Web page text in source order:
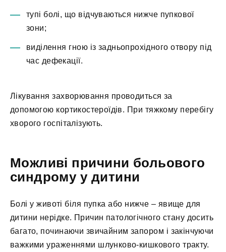
тупі болі, що відчуваються нижче пупкової
зони;
виділення гною із задньопрохідного отвору під
час дефекації.
Лікування захворювання проводиться за
допомогою кортикостероїдів. При тяжкому перебігу
хворого госпіталізують.
Можливі причини больового
синдрому у дитини
Болі у животі біля пупка або нижче – явище для
дитини нерідке. Причин патологічного стану досить
багато, починаючи звичайним запором і закінчуючи
важкими ураженнями шлунково-кишкового тракту.